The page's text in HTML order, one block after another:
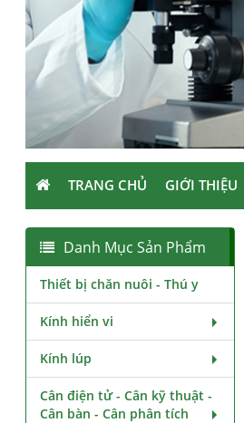
TRANG CHỦ GIỚI THIỆU
Danh Mục Sản Phẩm
Thiết bị chăn nuôi - Thú y
Kính hiển vi
Kính lúp
Cân điện tử - Cân kỹ thuật -
Cân bàn - Cân phân tích